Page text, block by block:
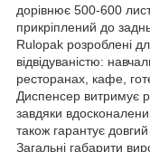
дорівнює 500-600
прикріплений до
Rulopak розроблені
відвідуваністю:
ресторанах, кафе,
Диспенсер витримує
завдяки
також гарантує довгий
Загальні габарити